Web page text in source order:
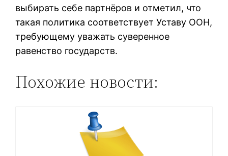
выбирать себе партнёров и отметил, что
такая политика соответствует Уставу ООН,
требующему уважать суверенное
равенство государств.
Похожие новости: